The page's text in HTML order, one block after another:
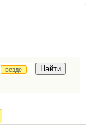
везде